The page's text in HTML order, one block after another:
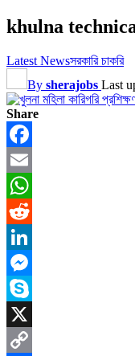
khulna
Latest Newsসরকারি চাকরি
By sherajobs Last
Share
Facebook
Email
WhatsApp
Reddit
LinkedIn
Messenger
Skype
X